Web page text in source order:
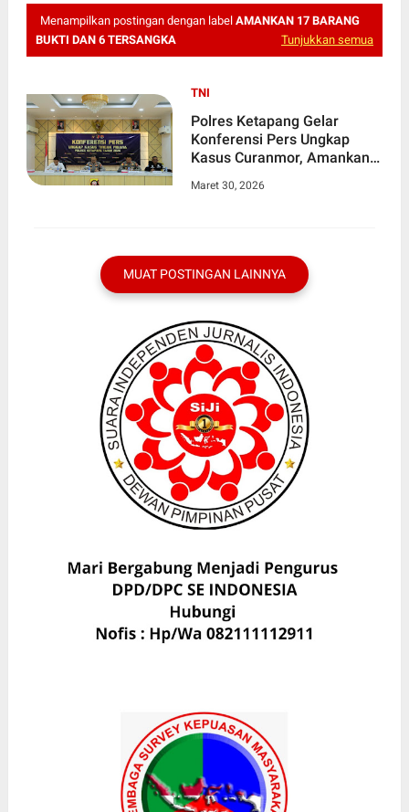
Menampilkan postingan dengan label AMANKAN 17 BARANG
BUKTI DAN 6 TERSANGKA
Tunjukkan semua
TNI
Polres Ketapang Gelar
Konferensi Pers Ungkap
Kasus Curanmor, Amankan
Tersangka
Maret 30, 2026
MUAT POSTINGAN LAINNYA